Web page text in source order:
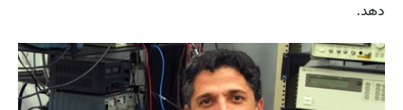
دهد.